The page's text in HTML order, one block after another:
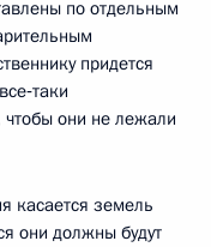
по отдельным
придется
чтобы они не лежали
касается земель
они должны будут